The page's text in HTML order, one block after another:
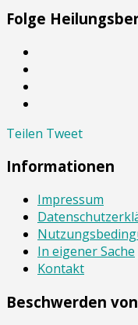
Folge
Teilen Tweet
Informationen
Impressum
In eigener Sache
Kontakt
Beschwerden